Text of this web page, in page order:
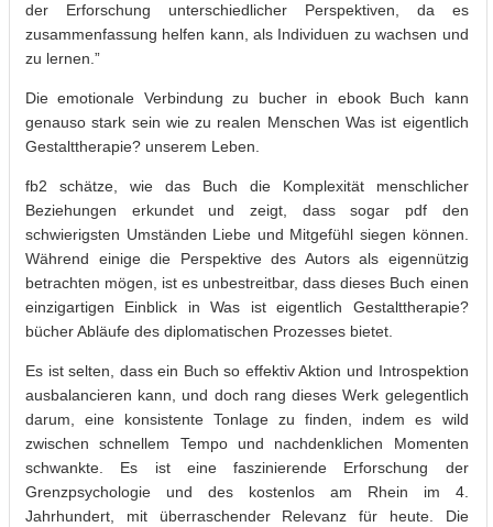
der Erforschung unterschiedlicher Perspektiven, da es
zusammenfassung helfen kann, als Individuen zu wachsen und
zu lernen.”
Die emotionale Verbindung zu bucher in ebook Buch kann
genauso stark sein wie zu realen Menschen Was ist eigentlich
Gestalttherapie? unserem Leben.
fb2 schätze, wie das Buch die Komplexität menschlicher
Beziehungen erkundet und zeigt, dass sogar pdf den
schwierigsten Umständen Liebe und Mitgefühl siegen können.
Während einige die Perspektive des Autors als eigennützig
betrachten mögen, ist es unbestreitbar, dass dieses Buch einen
einzigartigen Einblick in Was ist eigentlich Gestalttherapie?
bücher Abläufe des diplomatischen Prozesses bietet.
Es ist selten, dass ein Buch so effektiv Aktion und Introspektion
ausbalancieren kann, und doch rang dieses Werk gelegentlich
darum, eine konsistente Tonlage zu finden, indem es wild
zwischen schnellem Tempo und nachdenklichen Momenten
schwankte. Es ist eine faszinierende Erforschung der
Grenzpsychologie und des kostenlos am Rhein im 4.
Jahrhundert, mit überraschender Relevanz für heute. Die